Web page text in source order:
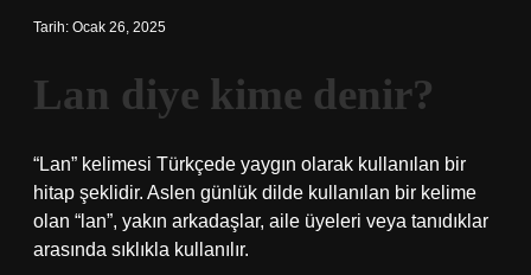
Tarih: Ocak 26, 2025
Lan diye kime denir?
“Lan” kelimesi Türkçede yaygın olarak kullanılan bir
hitap şeklidir. Aslen günlük dilde kullanılan bir kelime
olan “lan”, yakın arkadaşlar, aile üyeleri veya tanıdıklar
arasında sıklıkla kullanılır.